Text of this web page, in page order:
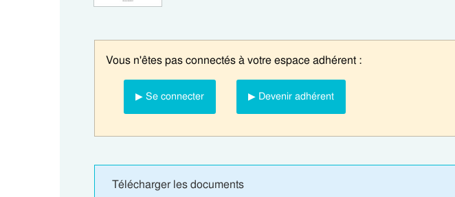
Vous n'êtes pas connectés à votre espace adhérent :
▶ Se connecter ▶ Devenir adhérent
Télécharger les documents